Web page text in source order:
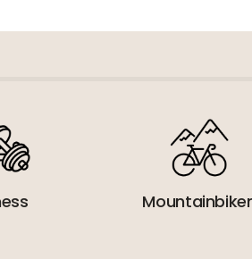
verantwortlicher